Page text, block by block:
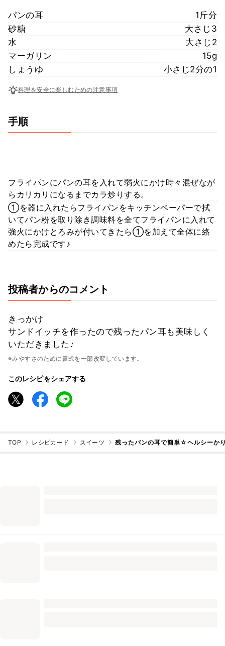
パンの耳
1斤分
砂糖
大さじ3
水
大さじ2
マーガリン
15g
しょうゆ
小さじ2分の1
料理を安全に楽しむための注意事項
手順
フライパンにパンの耳を入れて弱火にかけ時々混ぜなが
らカリカリになるまでカラ炒りする。
①を器に入れたらフライパンをキッチンペーパーで拭
いてパン粉を取り除き調味料を全てフライパンに入れて
強火にかけとろみが付いてきたら①を加えて全体に絡
めたら完成です♪
投稿者からのコメント
きっかけ
サンドイッチを作ったので残ったパン耳も美味しく
いただきました♪
※みやすさのために書式を一部改変しています。
このレシピをシェアする
TOP レシピカード スイーツ 残ったパンの耳で簡単☆ヘルシーか